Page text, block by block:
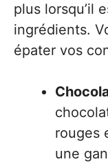
plus lorsqu’il
ingrédients.
épater vos
rouges
une